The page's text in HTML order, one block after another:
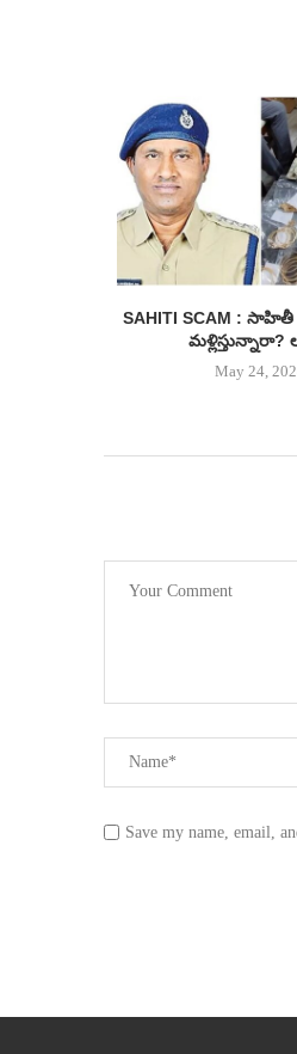
SAHITI SCAM : సాహితీ
మళ్లిస్తున్నారా?
May 24,
Save my name, email,